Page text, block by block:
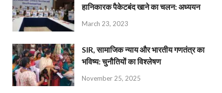
हानिकारक पैकेटबंद खाने का चलन: अध्ययन
March 23, 2023
SIR, सामाजिक न्याय और भारतीय गणतंत्र का
भविष्य: चुनौतियों का विश्लेषण
November 25, 2025